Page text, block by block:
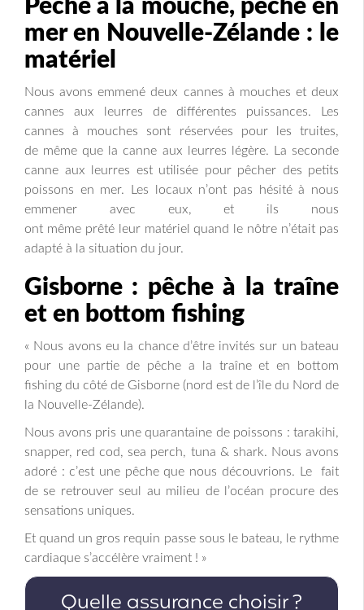
Pêche à la mouche, pêche en
mer en Nouvelle-Zélande : le
matériel
Nous avons emmené deux cannes à mouches et deux
cannes aux leurres de différentes puissances. Les
cannes à mouches sont réservées pour les truites,
de même que la canne aux leurres légère. La seconde
canne aux leurres est utilisée pour pêcher des petits
poissons en mer. Les locaux n’ont pas hésité à nous
emmener avec eux, et ils nous
ont même prêté leur matériel quand le nôtre n’était pas
adapté à la situation du jour.
Gisborne : pêche à la traîne
et en bottom fishing
« Nous avons eu la chance d’être invités sur un bateau
pour une partie de pêche a la traîne et en bottom
fishing du côté de Gisborne (nord est de l’île du Nord de
la Nouvelle-Zélande).
Nous avons pris une quarantaine de poissons : tarakihi,
snapper, red cod, sea perch, tuna & shark. Nous avons
adoré : c’est une pêche que nous découvrions. Le fait
de se retrouver seul au milieu de l’océan procure des
sensations uniques.
Et quand un gros requin passe sous le bateau, le rythme
cardiaque s’accélère vraiment ! »